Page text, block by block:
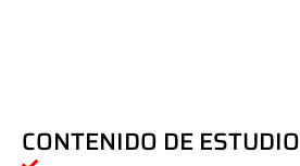
CONTENIDO DE ESTUDIO